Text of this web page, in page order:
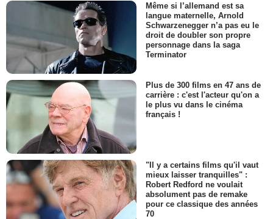
Même si l’allemand est sa
langue maternelle, Arnold
Schwarzenegger n’a pas eu le
droit de doubler son propre
personnage dans la saga
Terminator
Plus de 300 films en 47 ans de
carrière : c'est l'acteur qu'on a
le plus vu dans le cinéma
français !
"Il y a certains films qu'il vaut
mieux laisser tranquilles" :
Robert Redford ne voulait
absolument pas de remake
pour ce classique des années
70